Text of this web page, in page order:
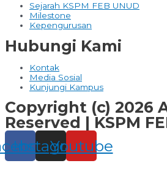
Sejarah KSPM FEB UNUD
Milestone
Kepengurusan
Hubungi Kami
Kontak
Media Sosial
Kunjungi Kampus
Copyright (c) 2026
Reserved | KSPM
Instagram
Youtube